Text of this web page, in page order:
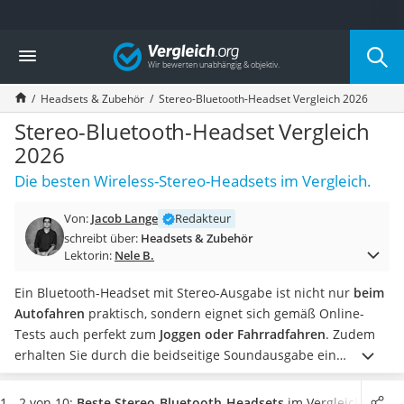
Die beliebtesten Vergleiche nach Kategorie
Elektronik
Powerstation
Monitor 32 Zoll 4K
Fernseher
Drucker
Desktop-PC
Monitor
Laser-Multifunktionsdrucker
Powerline-Adapter
Powerstation mit Solarpanel
Gaming-PC
Soundbar
17-Zoll-Laptop
Satellitenschüssel
Gaming-Headset
Vergleich
Headsets & Zubehör Stereo-Bluetooth-Headset Vergleich 2026
Stereo-Bluetooth-Headset Vergleich
2026
Die besten Wireless-Stereo-Headsets im Vergleich.
Von: Jacob Lange
Redakteur
schreibt über: Headsets & Zubehör
Lektorin: Nele B.
Ein Bluetooth-Headset mit Stereo-Ausgabe ist nicht nur beim
Autofahren praktisch, sondern eignet sich gemäß Online-
Tests auch perfekt zum Joggen oder Fahrradfahren. Zudem
erhalten Sie durch die beidseitige Soundausgabe ein
angenehmes,gleichmäßiges Klangbild. Wählen Sie jetzt ein
Stereo-Bluetooth-Headset mithoher Akkulaufzeit, damit Sie